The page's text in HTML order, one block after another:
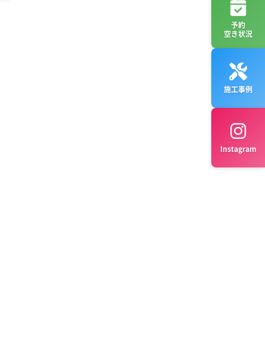
予約
空き状況
施工事例
Instagram